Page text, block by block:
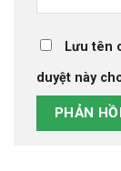
Lưu tên
duyệt này